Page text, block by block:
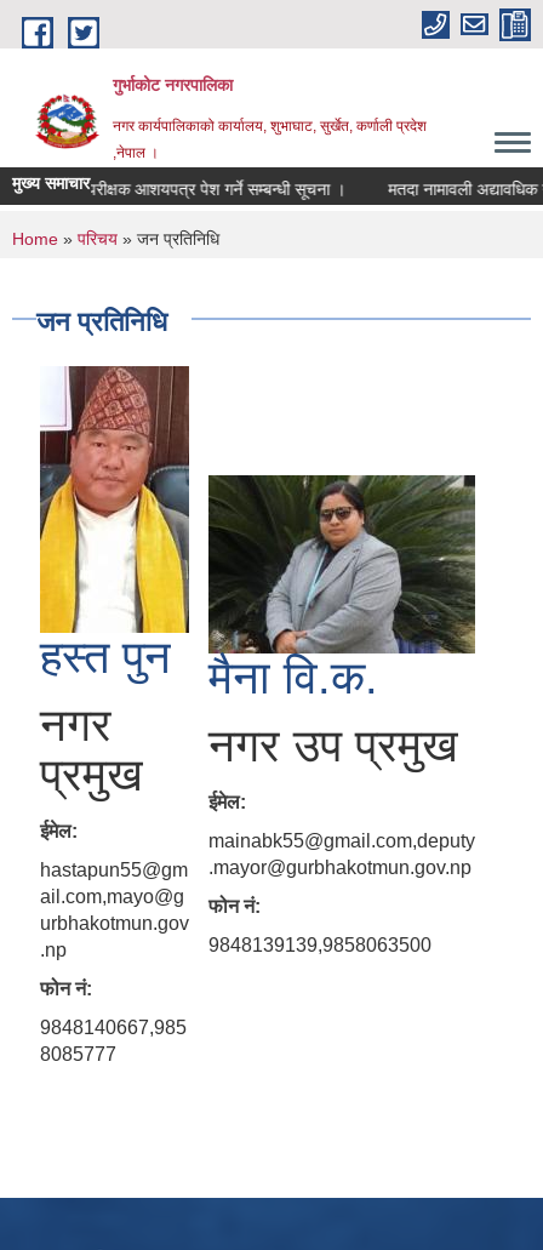
Skip to main content
गुर्भाकोट नगरपालिका
नगर कार्यपालिकाको कार्यालय, शुभाघाट, सुर्खेत, कर्णाली प्रदेश
,नेपाल ।
मुख्य समाचार
लेखा परीक्षक आशयपत्र पेश गर्ने सम्बन्धी सूचना । मतदा नामावली अद्यावधिक
You are here
Home » परिचय » जन प्रतिनिधि
जन प्रतिनिधि
हस्त पुन
नगर
प्रमुख
ईमेल:
hastapun55@gm
ail.com,mayo@g
urbhakotmun.gov
.np
फोन नं:
9848140667,985
8085777
मैना वि‍.क.
नगर उप प्रमुख
ईमेल:
mainabk55@gmail.com,deputy
.mayor@gurbhakotmun.gov.np
फोन नं:
9848139139,9858063500